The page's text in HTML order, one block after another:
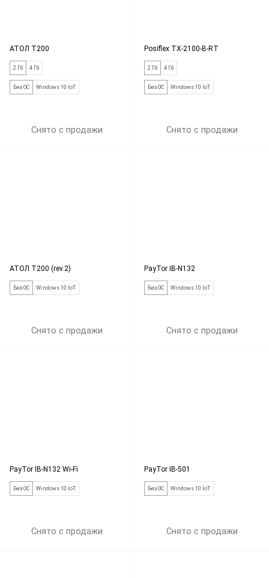
АТОЛ Т200
2 Гб 4 Гб
Без ОС Windows 10 IoT
Снято с продажи
Posiflex TX-2100-B-RT
2 Гб 4 Гб
Без ОС Windows 10 IoT
Снято с продажи
АТОЛ Т200 (rev.2)
Без ОС Windows 10 IoT
Снято с продажи
PayTor IB-N132
Без ОС Windows 10 IoT
Снято с продажи
PayTor IB-N132 Wi-Fi
Без ОС Windows 10 IoT
Снято с продажи
PayTor IB-501
Без ОС Windows 10 IoT
Снято с продажи